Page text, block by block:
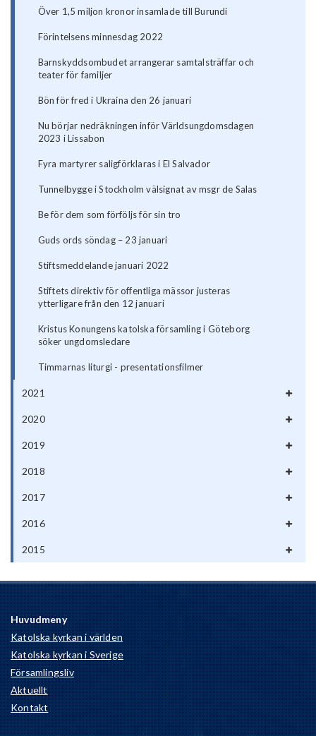
Över 1,5 miljon kronor insamlade till Burundi
Förintelsens minnesdag 2022
Barnskyddsombudet arrangerar samtalsträffar och
teater för familjer
Bön för fred i Ukraina den 26 januari
Nu börjar nedräkningen inför Världsungdomsdagen
2023 i Lissabon
Fyra martyrer saligförklaras i El Salvador
Tunnelbygge i Stockholm välsignat av msgr de Salas
Be för dem som förföljs för sin tro
Guds ords söndag – 23 januari
Stiftsmeddelande januari 2022
Stiftets direktiv för offentliga mässor justeras
ytterligare från den 12 januari
Kristus Konungens katolska församling i Göteborg
söker ungdomsledare
Timmarnas liturgi - presentationsfilmer
2021
2020
2019
2018
2017
2016
2015
Huvudmeny
Katolska kyrkan i världen
Katolska kyrkan i Sverige
Församlingsliv
Aktuellt
Kontakt